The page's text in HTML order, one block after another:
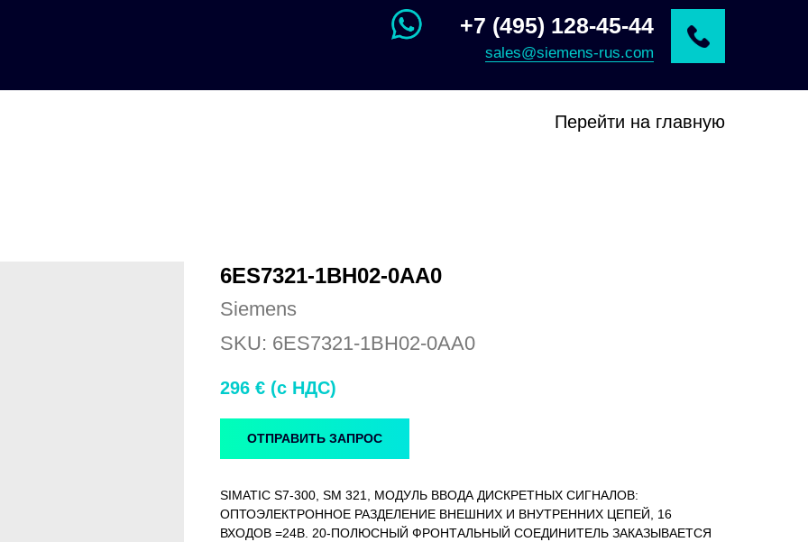
+7 (495) 128-45-44
sales@siemens-rus.com
Перейти на главную
6ES7321-1BH02-0AA0
Siemens
SKU: 6ES7321-1BH02-0AA0
296 € (c НДС)
ОТПРАВИТЬ ЗАПРОС
SIMATIC S7-300, SM 321, МОДУЛЬ ВВОДА ДИСКРЕТНЫХ СИГНАЛОВ:
ОПТОЭЛЕКТРОННОЕ РАЗДЕЛЕНИЕ ВНЕШНИХ И ВНУТРЕННИХ ЦЕПЕЙ, 16
ВХОДОВ =24В. 20-ПОЛЮСНЫЙ ФРОНТАЛЬНЫЙ СОЕДИНИТЕЛЬ ЗАКАЗЫВАЕТСЯ